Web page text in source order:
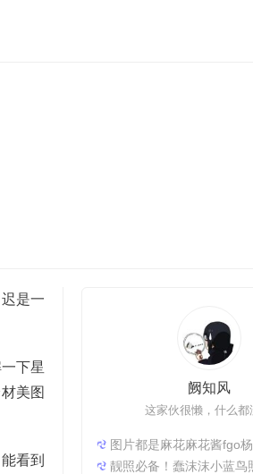
是一
下星
美图
看到
阙知风
这家伙很懒，什么都
图片都是麻花麻花酱fgo杨玉环的高清
靓照必备！蠢沫沫小蓝鸟照